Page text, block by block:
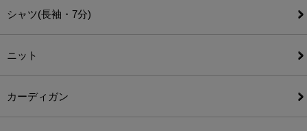
シャツ(長袖・7分)
ニット
カーディガン